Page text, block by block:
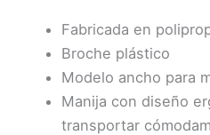
Fabricada en
Broche plástico
Modelo ancho para
Manija con diseño
transportar